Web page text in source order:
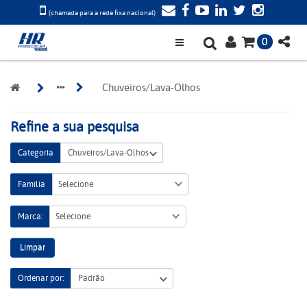
(chamada para a rede fixa nacional)
0
Chuveiros/Lava-Olhos
Refine a sua pesquisa
Categoria
Família Selecione
Marca: Selecione
Limpar
Ordenar por: